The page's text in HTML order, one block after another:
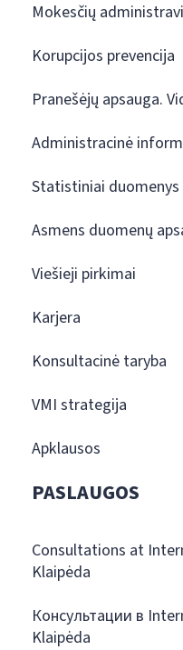
Mokesčių
Korupcijos prevencija
Pranešėjų apsauga.
Administracinė
Statistiniai duomenys
Asmens duomenų
Viešieji pirkimai
Karjera
Konsultacinė taryba
VMI strategija
Apklausos
PASLAUGOS
Consultations at
Klaipėda
Консультации в
Klaipėda